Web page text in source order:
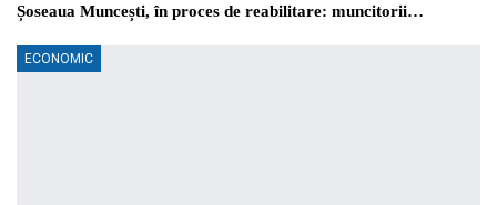
Șoseaua Muncești, în proces de reabilitare: muncitorii…
ECONOMIC